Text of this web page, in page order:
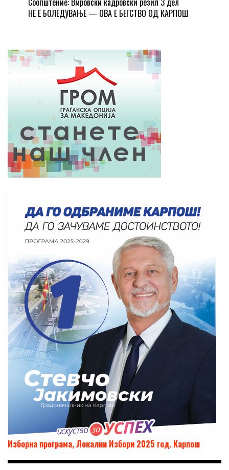
НЕ Е БОЛЕДУВАЊЕ — ОВА Е БЕГСТВО ОД КАРПОШ
Изборна програма, Локални Избори 2025 год. Карпош